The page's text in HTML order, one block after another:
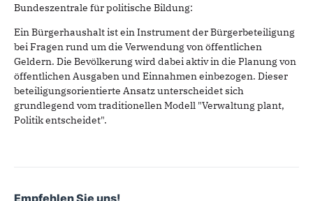
Bundeszentrale für politische Bildung:
Ein Bürgerhaushalt ist ein Instrument der Bürgerbeteiligung
bei Fragen rund um die Verwendung von öffentlichen
Geldern. Die Bevölkerung wird dabei aktiv in die Planung von
öffentlichen Ausgaben und Einnahmen einbezogen. Dieser
beteiligungsorientierte Ansatz unterscheidet sich
grundlegend vom traditionellen Modell "Verwaltung plant,
Politik entscheidet".